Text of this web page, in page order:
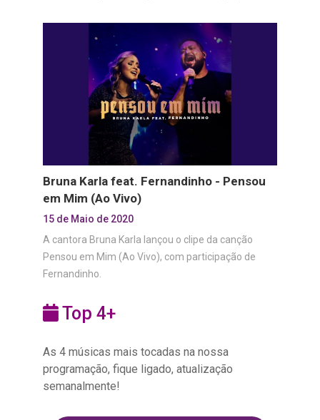
Bruna Karla feat. Fernandinho - Pensou
em Mim (Ao Vivo)
15 de Maio de 2020
A cantora Bruna Karla lançou o clipe da canção
Pensou em Mim (Ao Vivo), com participação de
Fernandinho.
Top 4+
As 4 músicas mais tocadas na nossa
programação, fique ligado, atualização
semanalmente!